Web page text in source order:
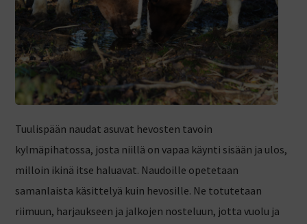
Tuulispään naudat asuvat hevosten tavoin
kylmäpihatossa, josta niillä on vapaa käynti sisään ja ulos,
milloin ikinä itse haluavat. Naudoille opetetaan
samanlaista käsittelyä kuin hevosille. Ne totutetaan
riimuun, harjaukseen ja jalkojen nosteluun, jotta vuolu ja